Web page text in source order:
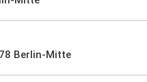
Berlin-Mitte